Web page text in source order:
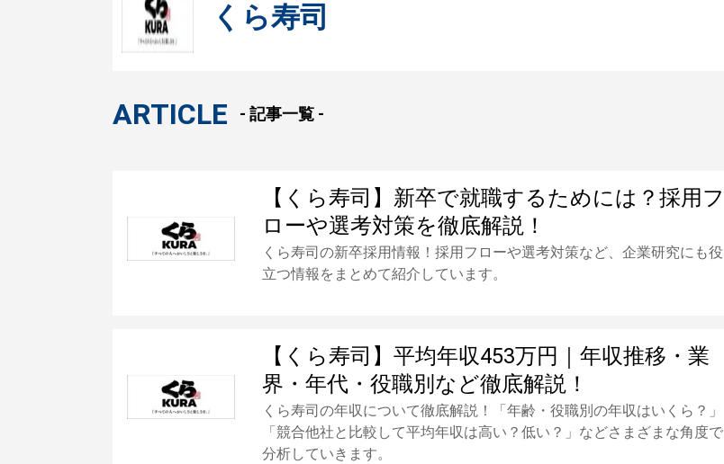
くら寿司
ARTICLE - 記事一覧 -
【くら寿司】新卒で就職するためには？採用フ
ローや選考対策を徹底解説！
くら寿司の新卒採用情報！採用フローや選考対策など、企業研究にも役
立つ情報をまとめて紹介しています。
【くら寿司】平均年収453万円｜年収推移・業
界・年代・役職別など徹底解説！
くら寿司の年収について徹底解説！「年齢・役職別の年収はいくら？」
「競合他社と比較して平均年収は高い？低い？」などさまざまな角度で
分析していきます。